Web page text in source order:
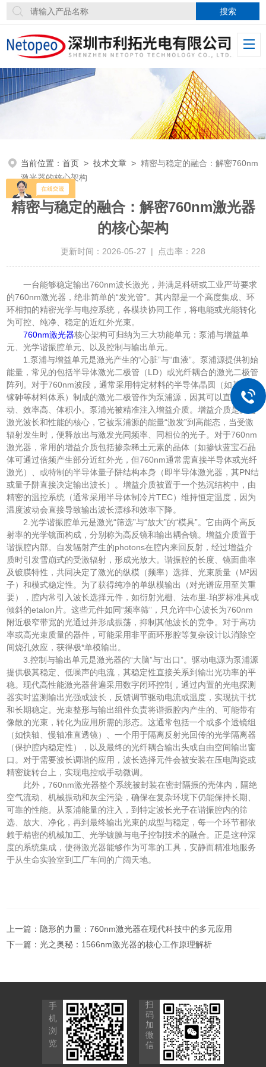
当前位置：首页 >技术文章 >精密与稳定的融合：解密760nm
激光器的核心架构
精密与稳定的融合：解密760nm激光器
的核心架构
更新时间：2026-05-27 | 点击率：228
一台能够稳定输出760nm波长激光，并满足科研或工业严苛要求
的760nm激光器，绝非简单的“发光管”。其内部是一个高度集成、环
环相扣的精密光学与电控系统，各模块协同工作，将电能或光能转化
为可控、纯净、稳定的近红外光束。
760nm激光器核心架构可归纳为三大功能单元：泵浦与增益单
元、光学谐振腔单元、以及控制与输出单元。
1.泵浦与增益单元是激光产生的“心脏”与“血液”。泵浦源提供初始
能量，常见的包括半导体激光二极管（LD）或光纤耦合的激光二极管
阵列。对于760nm波段，通常采用特定材料的半导体晶圆（如基于铝
镓砷等材料体系）制成的激光二极管作为泵浦源，因其可以直接电驱
动、效率高、体积小。泵浦光被精准注入增益介质。增益介质是决定
激光波长和性能的核心，它被泵浦源的能量“激发”到高能态，当受激
辐射发生时，便释放出与激发光同频率、同相位的光子。对于760nm
激光器，常用的增益介质包括掺杂稀土元素的晶体（如掺钛蓝宝石晶
体可通过倍频产生部分近红外光，但760nm通常需直接半导体或光纤
激光）、或特制的半导体量子阱结构本身（即半导体激光器，其PN结
或量子阱直接决定输出波长）。增益介质被置于一个热沉结构中，由
精密的温控系统（通常采用半导体制冷片TEC）维持恒定温度，因为
温度波动会直接导致输出波长漂移和效率下降。
2.光学谐振腔单元是激光“筛选”与“放大”的“模具”。它由两个高反
射率的光学镜面构成，分别称为高反镜和输出耦合镜。增益介质置于
谐振腔内部。自发辐射产生的photons在腔内来回反射，经过增益介
质时引发雪崩式的受激辐射，形成光放大。谐振腔的长度、镜面曲率
及镀膜特性，共同决定了激光的纵模（频率）选择、光束质量（M²因
子）和模式稳定性。为了获得纯净的单纵模输出（对光谱应用至关重
要），腔内常引入波长选择元件，如衍射光栅、法布里-珀罗标准具或
倾斜的etalon片。这些元件如同“频率筛”，只允许中心波长为760nm
附近极窄带宽的光通过并形成振荡，抑制其他波长的竞争。对于高功
率或高光束质量的器件，可能采用非平面环形腔等复杂设计以消除空
间烧孔效应，获得极*单模输出。
3.控制与输出单元是激光器的“大脑”与“出口”。驱动电源为泵浦源
提供极其稳定、低噪声的电流，其稳定性直接关系到输出光功率的平
稳。现代高性能激光器普遍采用数字闭环控制，通过内置的光电探测
器实时监测输出光强或波长，反馈调节驱动电流或温度，实现抗干扰
和长期稳定。光束整形与输出组件负责将谐振腔内产生的、可能带有
像散的光束，转化为应用所需的形态。这通常包括一个或多个透镜组
（如快轴、慢轴准直透镜）、一个用于隔离反射光回传的光学隔离器
（保护腔内稳定性），以及最终的光纤耦合输出头或自由空间输出窗
口。对于需要波长调谐的应用，波长选择元件会被安装在压电陶瓷或
精密旋转台上，实现电控或手动微调。
此外，760nm激光器整个系统被封装在密封隔振的壳体内，隔绝
空气流动、机械振动和灰尘污染，确保在复杂环境下仍能保持长期、
可靠的性能。从泵浦能量的注入，到特定波长光子在谐振腔内的筛
选、放大、净化，再到最终输出光束的成型与稳定，每一个环节都依
赖于精密的机械加工、光学镀膜与电子控制技术的融合。正是这种深
度的系统集成，使得激光器能够作为可靠的工具，安静而精准地服务
于从生命实验室到工厂车间的广阔天地。
上一篇： 隐形的力量：760nm激光器在现代科技中的多元应用
下一篇：光之奥秘：1566nm激光器的核心工作原理解析
手
机
浏
览
扫
码
加
微
信